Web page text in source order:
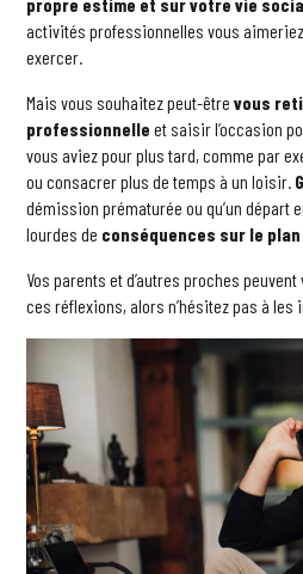
activités professionnelles vous
exercer.
Mais vous souhaitez peut-êtrevous
professionnelle et saisir l’occasion
vous aviez pour plus tard, comme par
ou consacrer plus de temps à un loisir.
démission prématurée ou qu’un départ
lourdes de conséquences sur le
Vos parents et d’autres proches
ces réflexions, alors n’hésitez pas à les